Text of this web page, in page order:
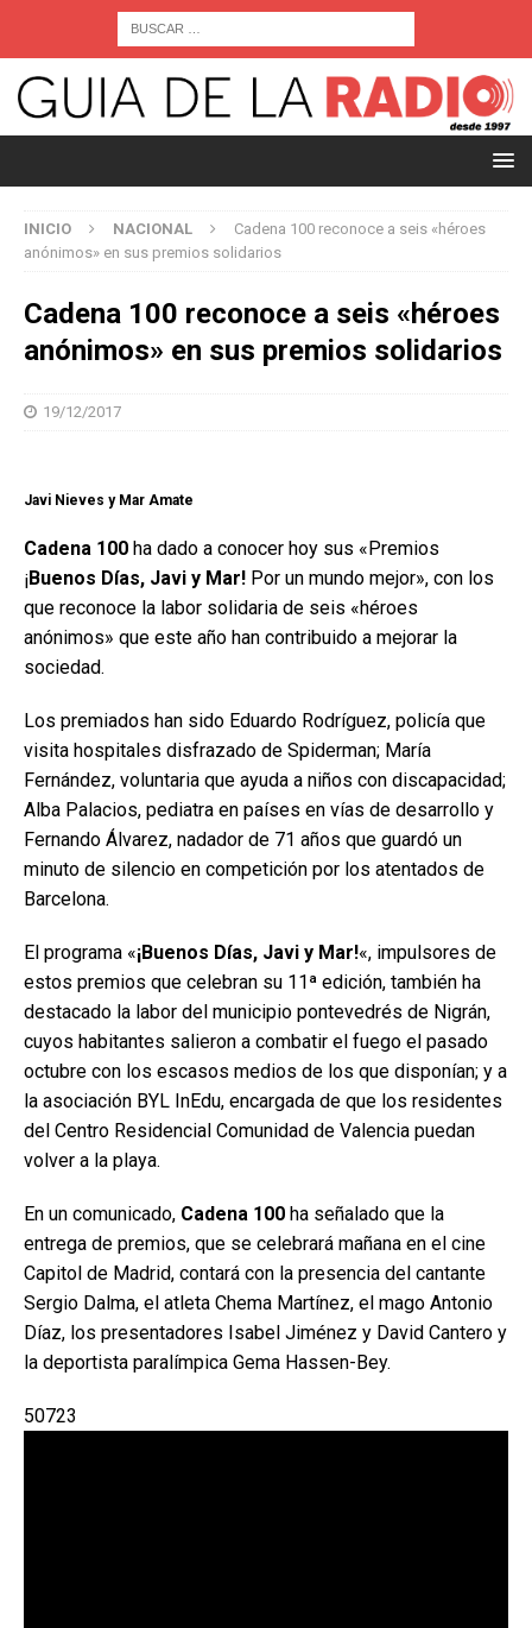
INICIO NACIONAL
Cadena 100 reconoce a seis «héroes
anónimos» en sus premios solidarios
Cadena 100 reconoce a seis «héroes
anónimos» en sus premios solidarios
19/12/2017
Javi Nieves y Mar Amate
Cadena 100 ha dado a conocer hoy sus «Premios
¡Buenos Días, Javi y Mar! Por un mundo mejor», con los
que reconoce la labor solidaria de seis «héroes
anónimos» que este año han contribuido a mejorar la
sociedad.
Los premiados han sido Eduardo Rodríguez, policía que
visita hospitales disfrazado de Spiderman; María
Fernández, voluntaria que ayuda a niños con discapacidad;
Alba Palacios, pediatra en países en vías de desarrollo y
Fernando Álvarez, nadador de 71 años que guardó un
minuto de silencio en competición por los atentados de
Barcelona.
El programa «¡Buenos Días, Javi y Mar!«, impulsores de
estos premios que celebran su 11ª edición, también ha
destacado la labor del municipio pontevedrés de Nigrán,
cuyos habitantes salieron a combatir el fuego el pasado
octubre con los escasos medios de los que disponían; y a
la asociación BYL InEdu, encargada de que los residentes
del Centro Residencial Comunidad de Valencia puedan
volver a la playa.
En un comunicado, Cadena 100 ha señalado que la
entrega de premios, que se celebrará mañana en el cine
Capitol de Madrid, contará con la presencia del cantante
Sergio Dalma, el atleta Chema Martínez, el mago Antonio
Díaz, los presentadores Isabel Jiménez y David Cantero y
la deportista paralímpica Gema Hassen-Bey.
50723